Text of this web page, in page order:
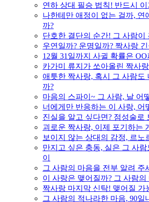
연하 상대 필승 법칙! 반드시
나한테만 애정이 없는 걸까, 연
까?
단호한 결단의 순간! 그 사람이
우연일까? 운명일까? 짝사랑
12월 31일까지 사귈 확률은
카가미 류지가 쏘아올린 짝사
애틋한 짝사랑, 혹시 그 사람도
까?
마음의 스파이~ 그 사람, 날 어
너에게만 반응하는 이 사랑, 어
진실을 알고 싶다면? 점성술로
괴로운 짝사랑, 이제 포기하는
보이지 않는 상대의 감정, 르노
만지고 싶은 충동, 실은 그 사
이
그 사람의 마음을 전부 알려 주
이 사랑은 맺어질까? 그 사람의
짝사랑 마지막 신탁! 맺어질 가
그 사람의 적나라한 마음, 90일